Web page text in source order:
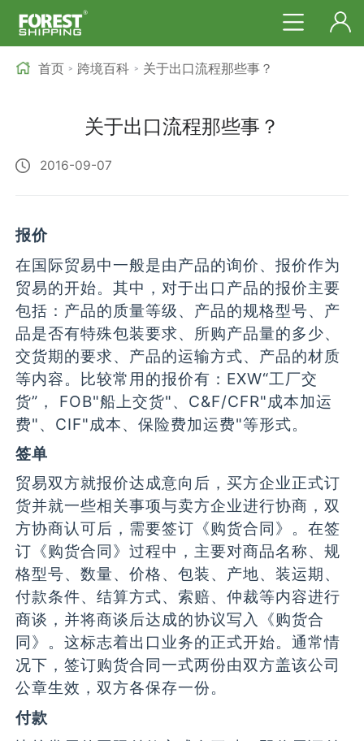
首页 > 跨境百科 > 关于出口流程那些事？
关于出口流程那些事？
2016-09-07
报价
在国际贸易中一般是由产品的询价、报价作为
贸易的开始。其中，对于出口产品的报价主要
包括：产品的质量等级、产品的规格型号、产
品是否有特殊包装要求、所购产品量的多少、
交货期的要求、产品的运输方式、产品的材质
等内容。比较常用的报价有：EXW“工厂交
货”， FOB"船上交货"、C&F/CFR"成本加运
费"、CIF"成本、保险费加运费"等形式。
签单
贸易双方就报价达成意向后，买方企业正式订
货并就一些相关事项与卖方企业进行协商，双
方协商认可后，需要签订《购货合同》。在签
订《购货合同》过程中，主要对商品名称、规
格型号、数量、价格、包装、产地、装运期、
付款条件、结算方式、索赔、仲裁等内容进行
商谈，并将商谈后达成的协议写入《购货合
同》。这标志着出口业务的正式开始。通常情
况下，签订购货合同一式两份由双方盖该公司
公章生效，双方各保存一份。
付款